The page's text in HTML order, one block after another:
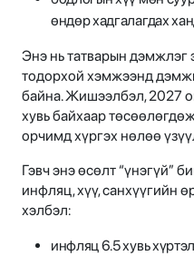
өндөр хадгалагдах
Энэ нь татварын дэмжлэг
тодорхой хэмжээнд
байна. Жишээлбэл, 2027
хувь байхаар
орчимд хүргэх нөлөө
Гэвч энэ өсөлт “үнэгүй”
инфляц, хүү, санхүүгийн
хэлбэл:
инфляц 6.5 хувь